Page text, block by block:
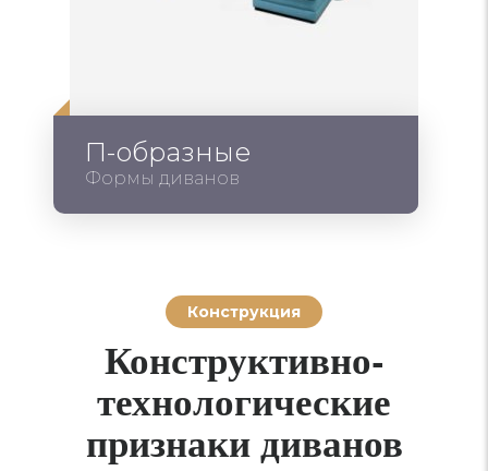
П-образные
Формы диванов
Конструкция
Конструктивно-
технологические
признаки диванов